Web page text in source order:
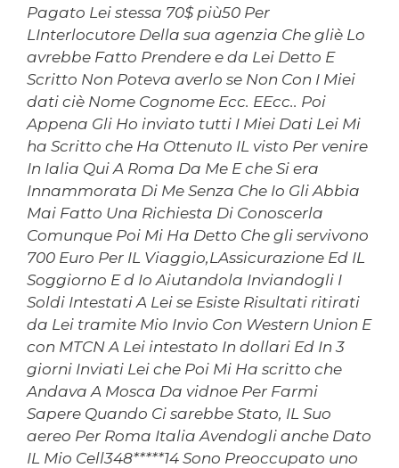
Pagato Lei stessa 70$ più50 Per
LInterlocutore Della sua agenzia Che gliè Lo
avrebbe Fatto Prendere e da Lei Detto E
Scritto Non Poteva averlo se Non Con I Miei
dati ciè Nome Cognome Ecc. EEcc.. Poi
Appena Gli Ho inviato tutti I Miei Dati Lei Mi
ha Scritto che Ha Ottenuto IL visto Per venire
In Ialia Qui A Roma Da Me E che Si era
Innammorata Di Me Senza Che Io Gli Abbia
Mai Fatto Una Richiesta Di Conoscerla
Comunque Poi Mi Ha Detto Che gli servivono
700 Euro Per IL Viaggio,LAssicurazione Ed IL
Soggiorno E d Io Aiutandola Inviandogli I
Soldi Intestati A Lei se Esiste Risultati ritirati
da Lei tramite Mio Invio Con Western Union E
con MTCN A Lei intestato In dollari Ed In 3
giorni Inviati Lei che Poi Mi Ha scritto che
Andava A Mosca Da vidnoe Per Farmi
Sapere Quando Ci sarebbe Stato, IL Suo
aereo Per Roma Italia Avendogli anche Dato
IL Mio Cell348*****14 Sono Preoccupato uno